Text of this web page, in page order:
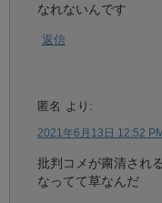
なれないんです
返信
匿名 より:
2021年6月13日 12:52
批判コメが粛清され
なってて草なんだ